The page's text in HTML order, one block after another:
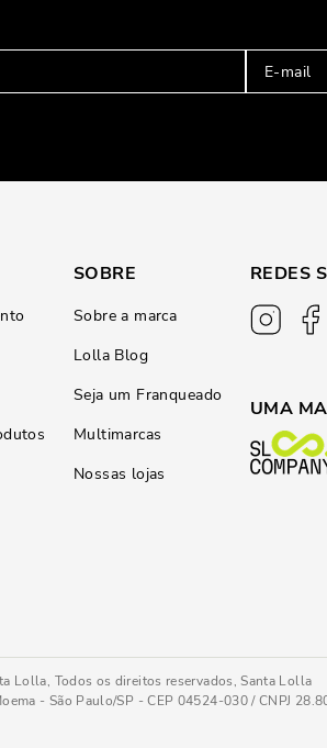
SOBRE
Sobre a marca
Lolla Blog
Seja um Franqueado
Multimarcas
Nossas lojas
REDES
UMA
Lolla, Todos os direitos reservados, Santa Lolla
- São Paulo/SP - CEP 04524-030 / CNPJ